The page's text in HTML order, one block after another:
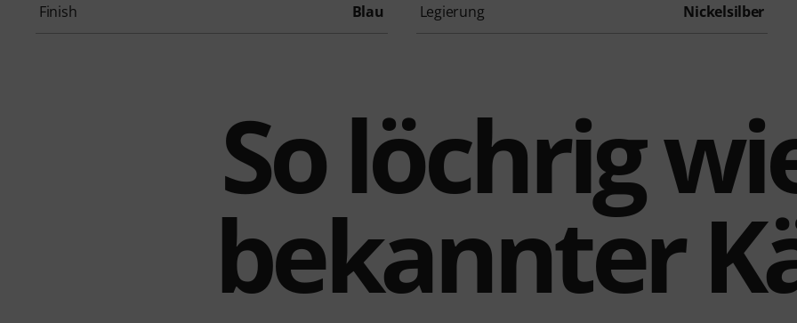
Finish Blau Legierung Nickelsilber
So löchrig
bekannter